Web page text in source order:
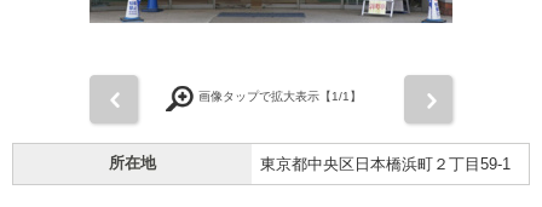
画像タップで拡大表示【1/1】
所在地 東京都中央区日本橋浜町２丁目59-1